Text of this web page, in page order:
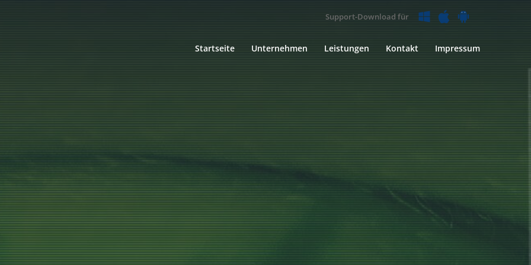
Support-Download für
Startseite Unternehmen Leistungen Kontakt Impressum